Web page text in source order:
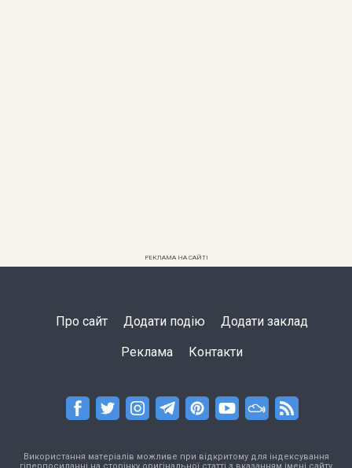
РЕКЛАМА НА САЙТІ
Про сайт Додати подію Додати заклад
Реклама Контакти
Використання матеріалів можливе при відкритому для індексування
гіперпосиланні на сторінку оригінальної статті з вказанням імені сайту